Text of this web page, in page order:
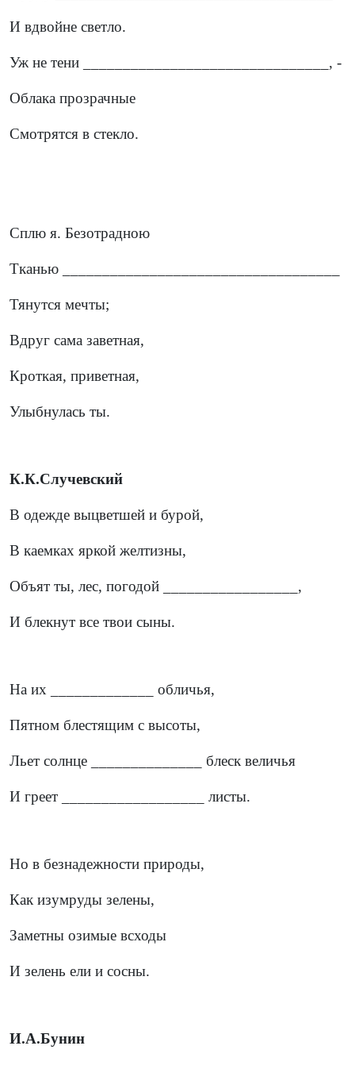
И вдвойне светло.
Уж не тени _______________________________, -
Облака прозрачные
Смотрятся в стекло.
Сплю я. Безотрадною
Тканью ___________________________________
Тянутся мечты;
Вдруг сама заветная,
Кроткая, приветная,
Улыбнулась ты.
К.К.Случевский
В одежде выцветшей и бурой,
В каемках яркой желтизны,
Объят ты, лес, погодой _________________,
И блекнут все твои сыны.
На их _____________ обличья,
Пятном блестящим с высоты,
Льет солнце ______________ блеск величья
И греет __________________ листы.
Но в безнадежности природы,
Как изумруды зелены,
Заметны озимые всходы
И зелень ели и сосны.
И.А.Бунин